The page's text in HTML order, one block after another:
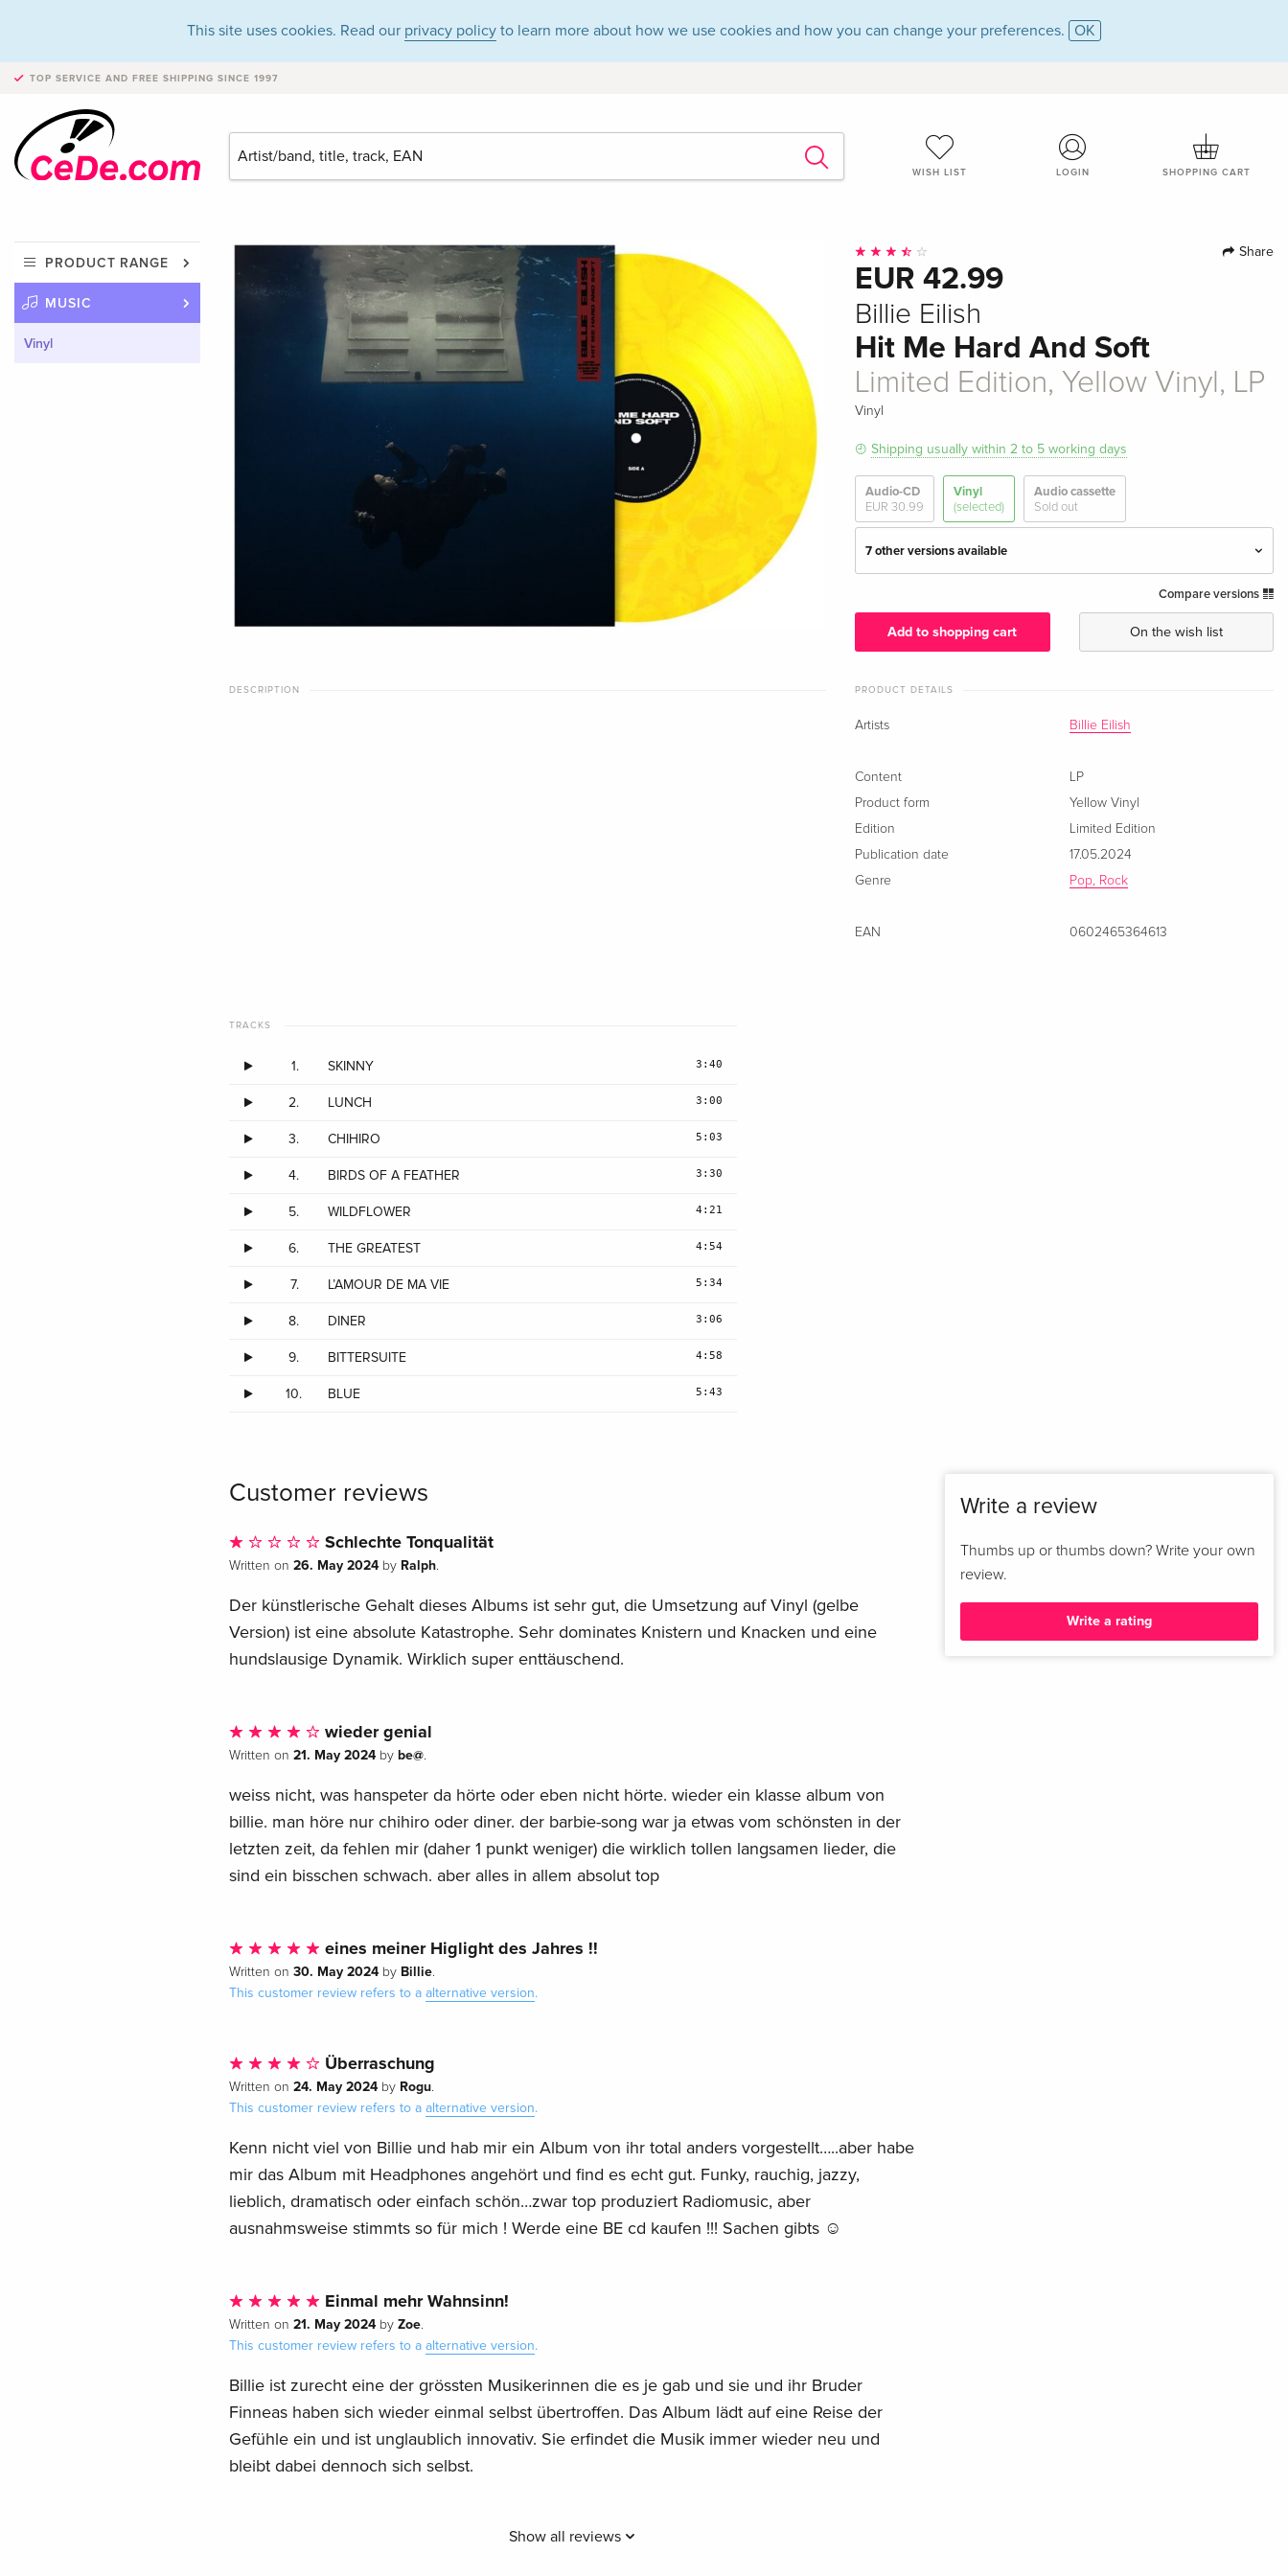
This site uses cookies. Read our privacy policy to learn more about how we use cookies and how you can change your preferences. OK
TOP SERVICE AND FREE SHIPPING SINCE 1997
WISH LIST LOGIN SHOPPING CART
PRODUCT RANGE
MUSIC
Vinyl
Share
EUR 42.99
Billie Eilish
Hit Me Hard And Soft
Limited Edition, Yellow Vinyl, LP
Vinyl
Shipping usually within 2 to 5 working days
Audio-CD
EUR 30.99
Vinyl
(selected)
Audio cassette
Sold out
7 other versions available
EUR 42.99
Limited Edition, Yellow Vinyl, LP — (selected)
Isolated Vocals, Black Friday 2024, Cream
Bio Vinyl, 3 LPs
Grey Vinyl, LP
Compare versions
Add to shopping cart On the wish list
DESCRIPTION PRODUCT DETAILS
Artists Billie Eilish
Content
LP
Product form
Yellow Vinyl
Edition
Limited Edition
Publication date
17.05.2024
Genre
Pop, Rock
EAN 0602465364613
TRACKS
1. SKINNY 3:40
2. LUNCH 3:00
3. CHIHIRO 5:03
4. BIRDS OF A FEATHER 3:30
5. WILDFLOWER 4:21
6. THE GREATEST 4:54
7. L’AMOUR DE MA VIE 5:34
8. DINER 3:06
9. BITTERSUITE 4:58
10. BLUE 5:43
Customer reviews
Schlechte Tonqualität
Written on 26. May 2024by Ralph.
Der künstlerische Gehalt dieses Albums ist sehr gut, die Umsetzung auf Vinyl (gelbe
Version) ist eine absolute Katastrophe. Sehr dominates Knistern und Knacken und eine
hundslausige Dynamik. Wirklich super enttäuschend.
wieder genial
Written on 21. May 2024by be@.
weiss nicht, was hanspeter da hörte oder eben nicht hörte. wieder ein klasse album von
billie. man höre nur chihiro oder diner. der barbie-song war ja etwas vom schönsten in der
letzten zeit, da fehlen mir (daher 1 punkt weniger) die wirklich tollen langsamen lieder, die
sind ein bisschen schwach. aber alles in allem absolut top
eines meiner Higlight des Jahres !!
Written on 30. May 2024by Billie.
This customer review refers to a alternative version.
Überraschung
Written on 24. May 2024by Rogu.
This customer review refers to a alternative version.
Kenn nicht viel von Billie und hab mir ein Album von ihr total anders vorgestellt…..aber habe
mir das Album mit Headphones angehört und find es echt gut. Funky, rauchig, jazzy,
lieblich, dramatisch oder einfach schön…zwar top produziert Radiomusic, aber
ausnahmsweise stimmts so für mich ! Werde eine BE cd kaufen !!! Sachen gibts ☺️
Einmal mehr Wahnsinn!
Written on 21. May 2024by Zoe.
This customer review refers to a alternative version.
Billie ist zurecht eine der grössten Musikerinnen die es je gab und sie und ihr Bruder
Finneas haben sich wieder einmal selbst übertroffen. Das Album lädt auf eine Reise der
Gefühle ein und ist unglaublich innovativ. Sie erfindet die Musik immer wieder neu und
bleibt dabei dennoch sich selbst.
Show all reviews
Write a review
Thumbs up or thumbs down? Write your own
review.
Write a rating